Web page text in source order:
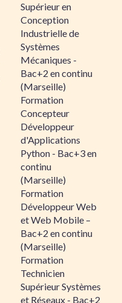
Supérieur en
Conception
Industrielle de
Systèmes
Mécaniques -
Bac+2 en continu
(Marseille)
Formation
Concepteur
Développeur
d'Applications
Python - Bac+3 en
continu
(Marseille)
Formation
Développeur Web
et Web Mobile –
Bac+2 en continu
(Marseille)
Formation
Technicien
Supérieur Systèmes
et Réseaux - Bac+2